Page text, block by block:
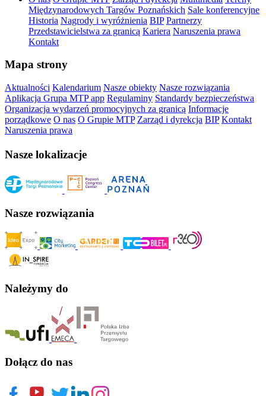
Międzynarodowych Targów Poznańskich Sale konferencyjne
Historia Nagrody i wyróżnienia BIP Partnerzy
Przedstawicielstwa za granicą Kariera Naruszenia prawa
Kontakt
Mapa strony
Aktualności Kalendarium Nasze obiekty Nasze rozwiązania
Aplikacja Grupa MTP app Regulaminy Standardy bezpieczeństwa
Organizacja wydarzeń promocyjnych za granicą Informacje
porządkowe O nas O Grupie MTP Zarząd i dyrekcja BIP Kontakt
Naruszenia prawa
Nasze lokalizacje
Nasze rozwiązania
Należymy do
Dołącz do nas